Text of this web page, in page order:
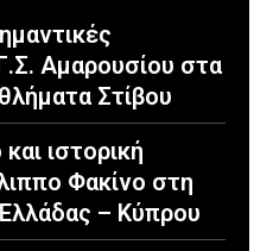
Αμαρουσίου στα
Στίβου
ιστορική
Φακίνο στη
– Κύπρου